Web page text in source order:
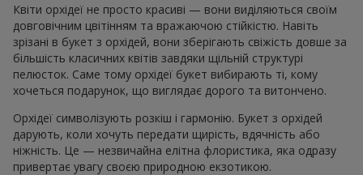
Квіти орхідеї не просто красиві — вони виділяються своїм
довговічним цвітінням та вражаючою стійкістю. Навіть
зрізані в букет з орхідей, вони зберігають свіжість довше за
більшість класичних квітів завдяки щільній структурі
пелюсток. Саме тому орхідеї букет вибирають ті, кому
хочеться подарунок, що виглядає дорого та витончено.
Орхідеї символізують розкіш і гармонію. Букет з орхідей
дарують, коли хочуть передати щирість, вдячність або
ніжність. Це — незвичайна елітна флористика, яка одразу
привертає увагу своєю природною екзотикою.